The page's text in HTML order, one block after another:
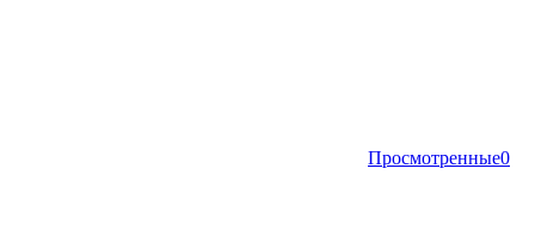
Просмотренные0